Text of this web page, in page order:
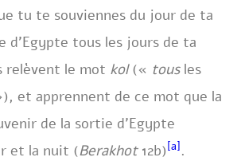
tu te souviennes du jour de ta
d’Egypte tous les jours de ta
relèvent le mot kol(« tousles
et apprennent de ce mot que la
de la sortie d’Egypte
et la nuit (Berakhot12b) [a] .